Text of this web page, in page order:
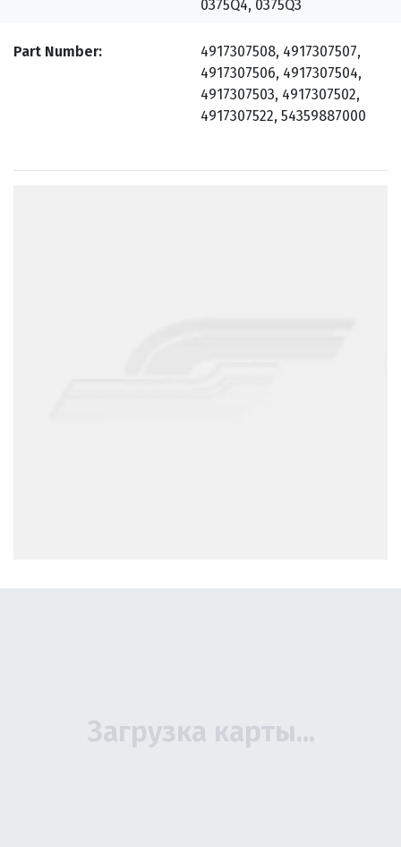
0375Q4, 0375Q3
Part Number
4917307508, 4917307507,
4917307506, 4917307504,
4917307503, 4917307502,
4917307522, 54359887000